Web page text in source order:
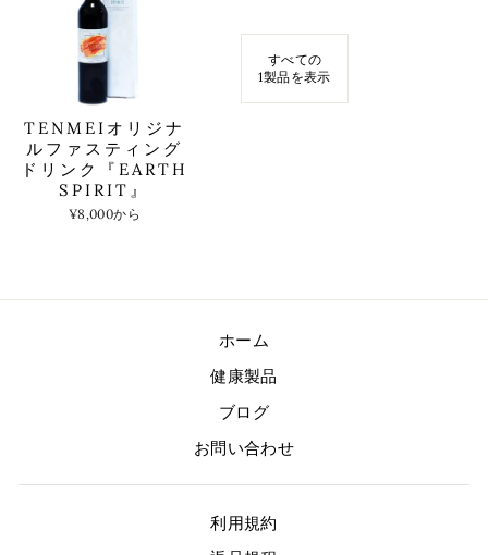
TENMEIオリジナ
ルファスティング
ドリンク『EARTH
SPIRIT』
¥8,000から
すべての
1製品を表示
ホーム
健康製品
ブログ
お問い合わせ
利用規約